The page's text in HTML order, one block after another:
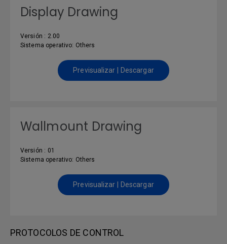
Display Drawing
Versión : 2.00
Sistema operativo: Others
Previsualizar | Descargar
Wallmount Drawing
Versión : 01
Sistema operativo: Others
Previsualizar | Descargar
PROTOCOLOS DE CONTROL